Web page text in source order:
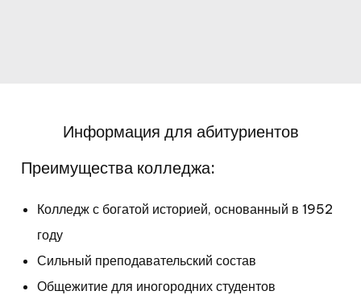
Информация для абитуриентов
Преимущества колледжа:
Колледж с богатой историей, основанный в 1952
году
Сильный преподавательский состав
Общежитие для иногородних студентов